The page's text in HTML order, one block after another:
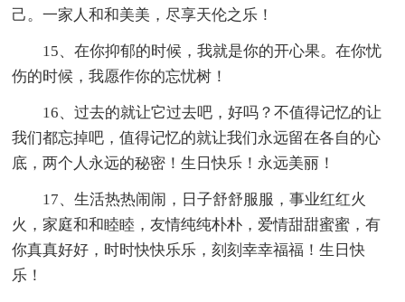
己。一家人和和美美，尽享天伦之乐！
15、在你抑郁的时候，我就是你的开心果。在你忧
伤的时候，我愿作你的忘忧树！
16、过去的就让它过去吧，好吗？不值得记忆的让
我们都忘掉吧，值得记忆的就让我们永远留在各自的心
底，两个人永远的秘密！生日快乐！永远美丽！
17、生活热热闹闹，日子舒舒服服，事业红红火
火，家庭和和睦睦，友情纯纯朴朴，爱情甜甜蜜蜜，有
你真真好好，时时快快乐乐，刻刻幸幸福福！生日快
乐！